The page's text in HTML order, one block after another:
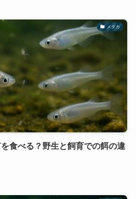
メダカ
食べる？野生と飼育での餌の違